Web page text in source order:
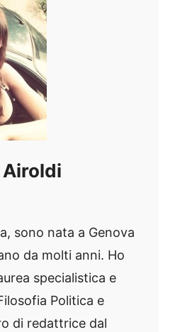
Airoldi
sono nata a Genova
da molti anni. Ho
specialistica e
Politica e
di redattrice dal